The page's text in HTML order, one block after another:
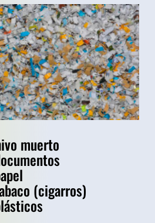
muerto
(cigarros)